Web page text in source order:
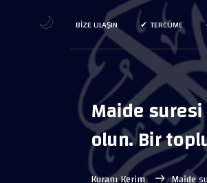
TERCÜME
BIZE ULAŞIN
Maide
olun. Bir
🌙